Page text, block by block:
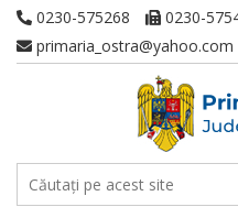
0230-575268
0230-
primaria_ostra@yahoo.com